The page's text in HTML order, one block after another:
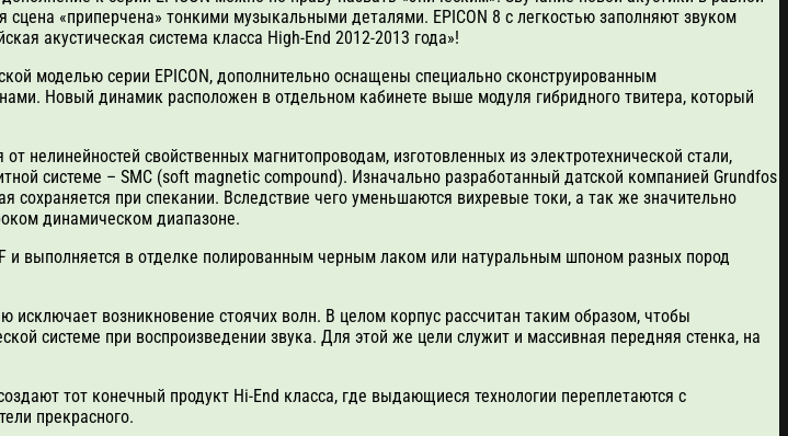
«приперчена» тонкими музыкальными деталями. EPICON 8 с легкостью заполняют звуком
акустическая система класса High-End 2012-2013 года»!
моделью серии EPICON, дополнительно оснащены специально сконструированным
Новый динамик расположен в отдельном кабинете выше модуля гибридного твитера, который
нелинейностей свойственных магнитопроводам, изготовленных из электротехнической стали,
системе – SMC (soft magnetic compound). Изначально разработанный датской компанией Grundfos
сохраняется при спекании. Вследствие чего уменьшаются вихревые токи, а так же значительно
динамическом диапазоне.
и выполняется в отделке полированным черным лаком или натуральным шпоном разных пород
возникновение стоячих волн. В целом корпус рассчитан таким образом, чтобы
системе при воспроизведении звука. Для этой же цели служит и массивная передняя стенка, на
тот конечный продукт Hi-End класса, где выдающиеся технологии переплетаются с
прекрасного.